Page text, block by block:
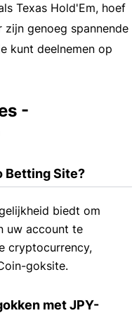
Texas Hold'Em, hoef
zijn genoeg spannende
kunt deelnemen op
-
Betting Site?
biedt om
uw account te
cryptocurrency,
goksite.